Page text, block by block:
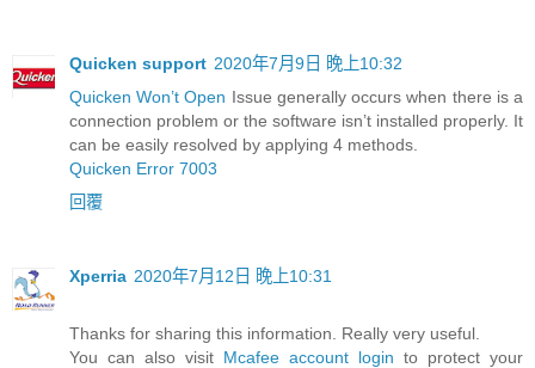
Quicken support 2020年7月9日 晚上10:32
Quicken Won’t Open Issue generally occurs when there is a
connection problem or the software isn’t installed properly. It
can be easily resolved by applying 4 methods.
Quicken Error 7003
回覆
Xperria 2020年7月12日 晚上10:31
Thanks for sharing this information. Really very useful.
You can also visit Mcafee account login to protect your